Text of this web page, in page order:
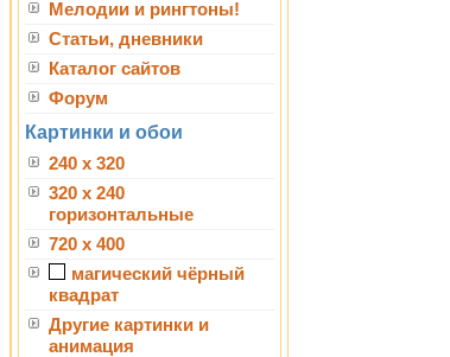
Мелодии и рингтоны!
Статьи, дневники
Каталог сайтов
Форум
Картинки и обои
240 x 320
320 x 240
горизонтальные
720 x 400
магический чёрный
квадрат
Другие картинки и
анимация